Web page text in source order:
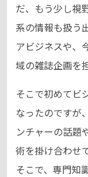
だ、もう少し視
系の情報も扱う
アビジネスや、
域の雑誌企画を
そこで初めてビ
なったのですが
ンチャーの話題
術を掛け合わせ
そこで、専門知